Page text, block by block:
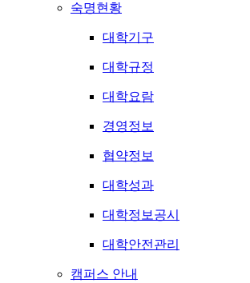
숙명현황
대학기구
대학규정
대학요람
경영정보
협약정보
대학성과
대학정보공시
대학안전관리
캠퍼스 안내